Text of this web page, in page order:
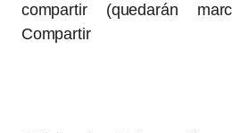
compartir (quedarán
Compartir